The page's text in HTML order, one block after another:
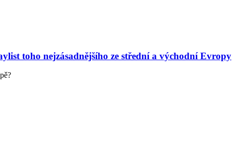
toho nejzásadnějšího ze střední a východní Evropy